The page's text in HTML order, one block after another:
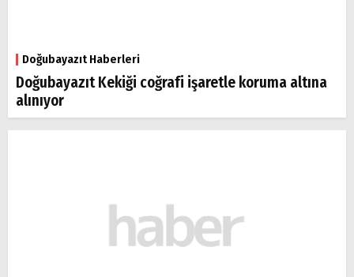
Doğubayazıt Haberleri
Doğubayazıt Kekiği coğrafi işaretle koruma altına
alınıyor